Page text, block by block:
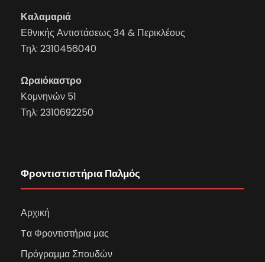
Καλαμαριά
Εθνικής Αντιστάσεως 34 & Περικλέους
Τηλ: 2310456040
Ωραιόκαστρο
Κομνηνών 51
Τηλ: 2310692250
Φροντιστιστήρια Παλμός
Αρχική
Tα Φροντιστήρια μας
Πρόγραμμα Σπουδών